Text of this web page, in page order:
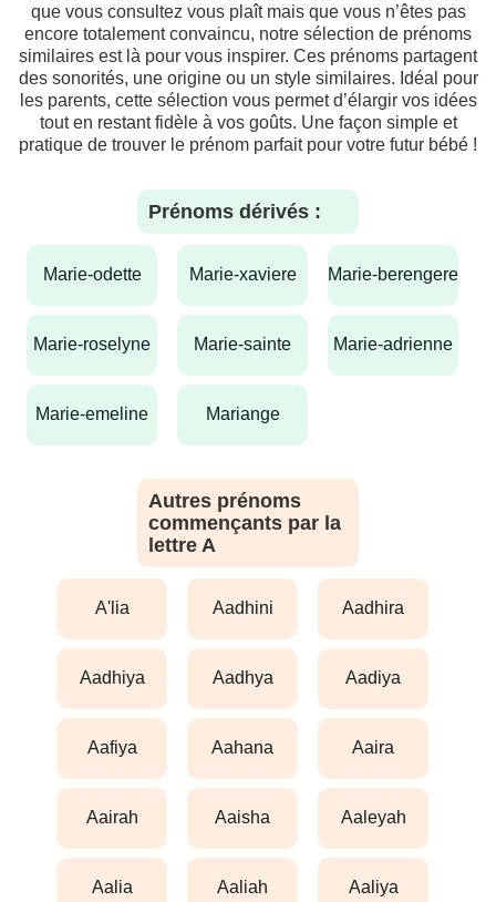
que vous consultez vous plaît mais que vous n’êtes pas
encore totalement convaincu, notre sélection de prénoms
similaires est là pour vous inspirer. Ces prénoms partagent
des sonorités, une origine ou un style similaires. Idéal pour
les parents, cette sélection vous permet d’élargir vos idées
tout en restant fidèle à vos goûts. Une façon simple et
pratique de trouver le prénom parfait pour votre futur bébé !
Prénoms dérivés :
marie-odette marie-xaviere marie-berengere
marie-roselyne marie-sainte marie-adrienne
marie-emeline mariange
Autres prénoms
commençants par la
lettre A
a'lia aadhini aadhira
aadhiya aadhya aadiya
aafiya aahana aaira
aairah aaisha aaleyah
aalia aaliah aaliya